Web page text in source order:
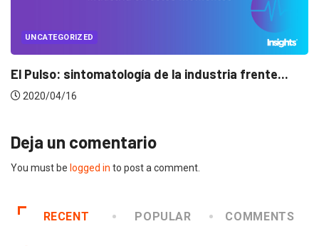
UNCATEGORIZED
Conectados en época de pausa
2020/04/14
Deja un comentario
You must be logged in to post a comment.
RECENT POPULAR COMMENTS